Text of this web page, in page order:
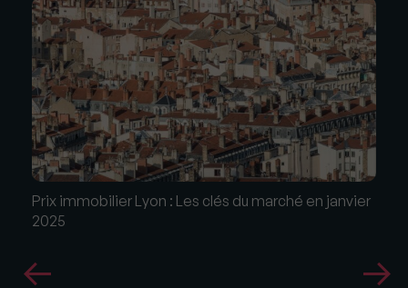
Prix immobilier Lyon : Les clés du marché en janvier
2025